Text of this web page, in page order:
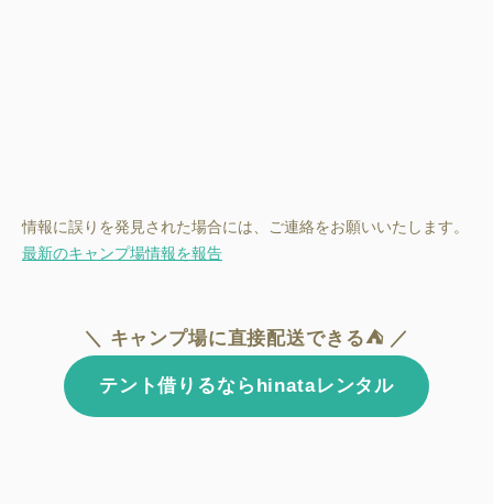
情報に誤りを発見された場合には、ご連絡をお願いいたします。
最新のキャンプ場情報を報告
＼ キャンプ場に直接配送できる⛺ ／
テント借りるならhinataレンタル